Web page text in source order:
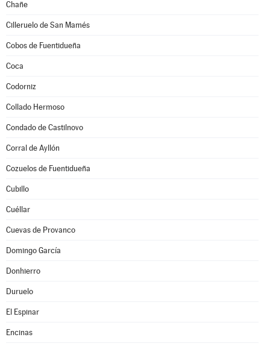
Chañe
Cilleruelo de San Mamés
Cobos de Fuentidueña
Coca
Codorniz
Collado Hermoso
Condado de Castilnovo
Corral de Ayllón
Cozuelos de Fuentidueña
Cubillo
Cuéllar
Cuevas de Provanco
Domingo García
Donhierro
Duruelo
El Espinar
Encinas